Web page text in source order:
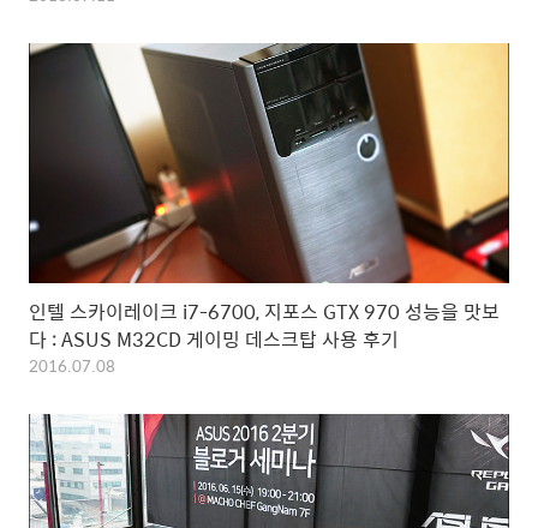
인텔 스카이레이크 i7-6700, 지포스 GTX 970 성능을 맛보
다 : ASUS M32CD 게이밍 데스크탑 사용 후기
2016.07.08